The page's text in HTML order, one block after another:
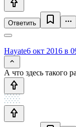
Ответить
Hayate6 окт 2016 в
А что здесь такого